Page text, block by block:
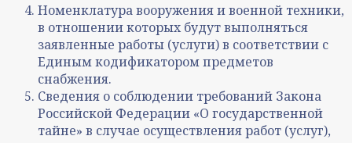
Номенклатура вооружения и военной техники,
в отношении которых будут выполняться
заявленные работы (услуги) в соответствии с
Единым кодификатором предметов
снабжения.
Сведения о соблюдении требований Закона
Российской Федерации «О государственной
тайне» в случае осуществления работ (услуг),